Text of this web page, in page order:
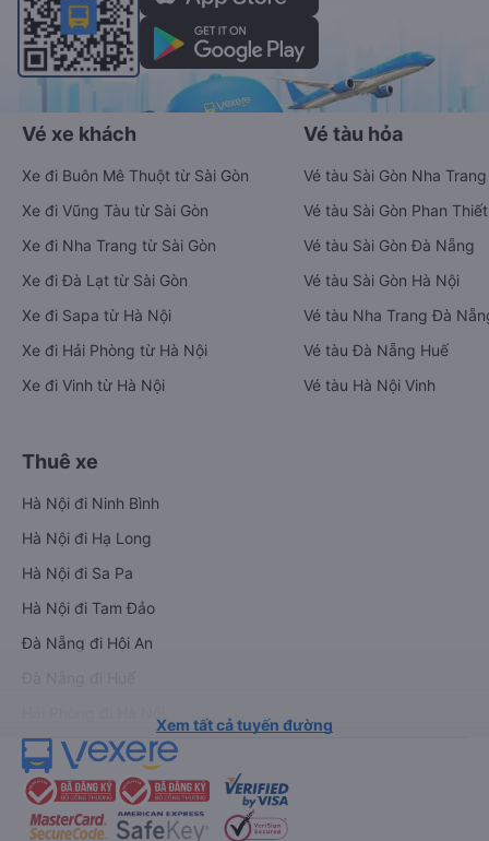
Vé xe khách
Xe đi Buôn Mê Thuột từ Sài Gòn
Xe đi Vũng Tàu từ Sài Gòn
Xe đi Nha Trang từ Sài Gòn
Xe đi Đà Lạt từ Sài Gòn
Xe đi Sapa từ Hà Nội
Xe đi Hải Phòng từ Hà Nội
Xe đi Vinh từ Hà Nội
Vé tàu hỏa
Vé tàu Sài Gòn Nha Trang
Vé tàu Sài Gòn Phan Thiết
Vé tàu Sài Gòn Đà Nẵng
Vé tàu Sài Gòn Hà Nội
Vé tàu Nha Trang Đà
Vé tàu Đà Nẵng Huế
Vé tàu Hà Nội Vinh
Thuê xe
Hà Nội đi Ninh Bình
Hà Nội đi Hạ Long
Hà Nội đi Sa Pa
Hà Nội đi Tam Đảo
Đà Nẵng đi Hội An
Xem tất cả tuyến đường